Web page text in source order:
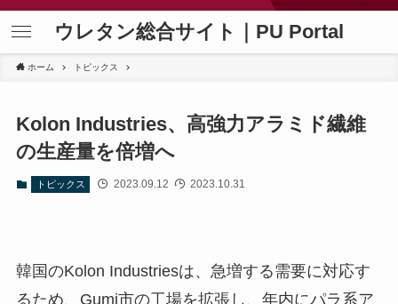
ウレタン総合サイト｜PU Portal
ホーム トピックス
Kolon Industries、高強力アラミド繊維
の生産量を倍増へ
トピックス 2023.09.12 2023.10.31
韓国のKolon Industriesは、急増する需要に対応す
るため、Gumi市の工場を拡張し、年内にパラ系ア